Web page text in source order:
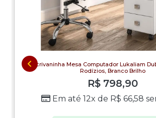
Escrivaninha Mesa Computador Lukaliam
Rodízios, Branco Brilho
R$ 798,90
Em até 12x de R$ 66,58